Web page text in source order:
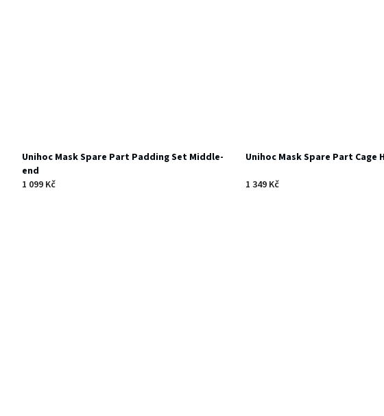
Unihoc Mask Spare Part Padding Set Middle-
end
1 099 Kč
Unihoc Mask Spare Part Cage
1 349 Kč